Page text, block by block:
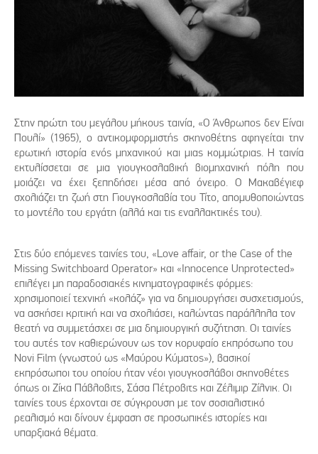
Στην πρώτη του μεγάλου μήκους ταινία, «Ο Άνθρωπος δεν Είναι
Πουλί» (1965), ο αντικομφορμιστής σκηνοθέτης αφηγείται την
ερωτική ιστορία ενός μηχανικού και μιας κομμώτριας. Η ταινία
εκτυλίσσεται σε μια γιουγκοσλαβική βιομηχανική πόλη που
μοιάζει να έχει ξεπηδήσει μέσα από όνειρο. Ο Μακαβέγιεφ
σχολιάζει τη ζωή στη Γιουγκοσλαβία του Τίτο, απομυθοποιώντας
το μοντέλο του εργάτη (αλλά και τις εναλλακτικές του).
Στις δύο επόμενες ταινίες του, «Love affair, or the Case of the
Missing Switchboard Operator» και «Innocence Unprotected»
επιλέγει μη παραδοσιακές κινηματογραφικές φόρμες:
χρησιμοποιεί τεχνική «κολάζ» για να δημιουργήσει συσχετισμούς,
να ασκήσει κριτική και να σχολιάσει, καλώντας παράλληλα τον
θεατή να συμμετάσχει σε μια δημιουργική συζήτηση. Οι ταινίες
του αυτές τον καθιερώνουν ως τον κορυφαίο εκπρόσωπο του
Novi Film (γνωστού ως «Μαύρου Κύματος»), βασικοί
εκπρόσωποι του οποίου ήταν νέοι γιουγκοσλάβοι σκηνοθέτες
όπως οι Ζίκα Πάβλοβιτς, Σάσα Πέτροβιτς και Ζέλιμιρ Ζίλνικ. Οι
ταινίες τους έρχονται σε σύγκρουση με τον σοσιαλιστικό
ρεαλισμό και δίνουν έμφαση σε προσωπικές ιστορίες και
υπαρξιακά θέματα.